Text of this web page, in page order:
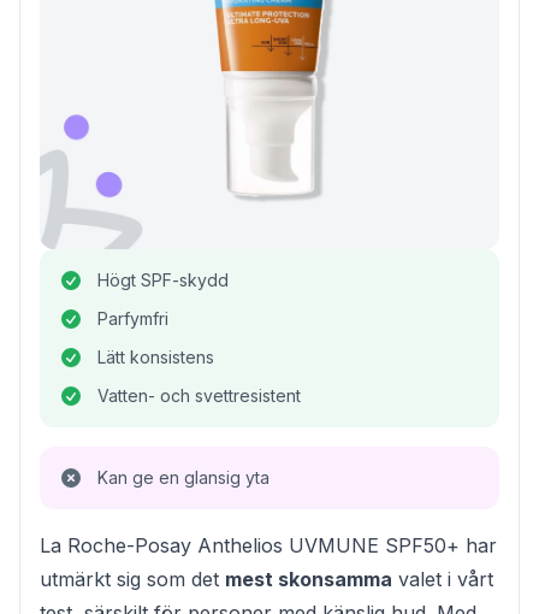
Högt SPF-skydd
Parfymfri
Lätt konsistens
Vatten- och svettresistent
Kan ge en glansig yta
La Roche-Posay Anthelios UVMUNE SPF50+ har
utmärkt sig som det mest skonsamma valet i vårt